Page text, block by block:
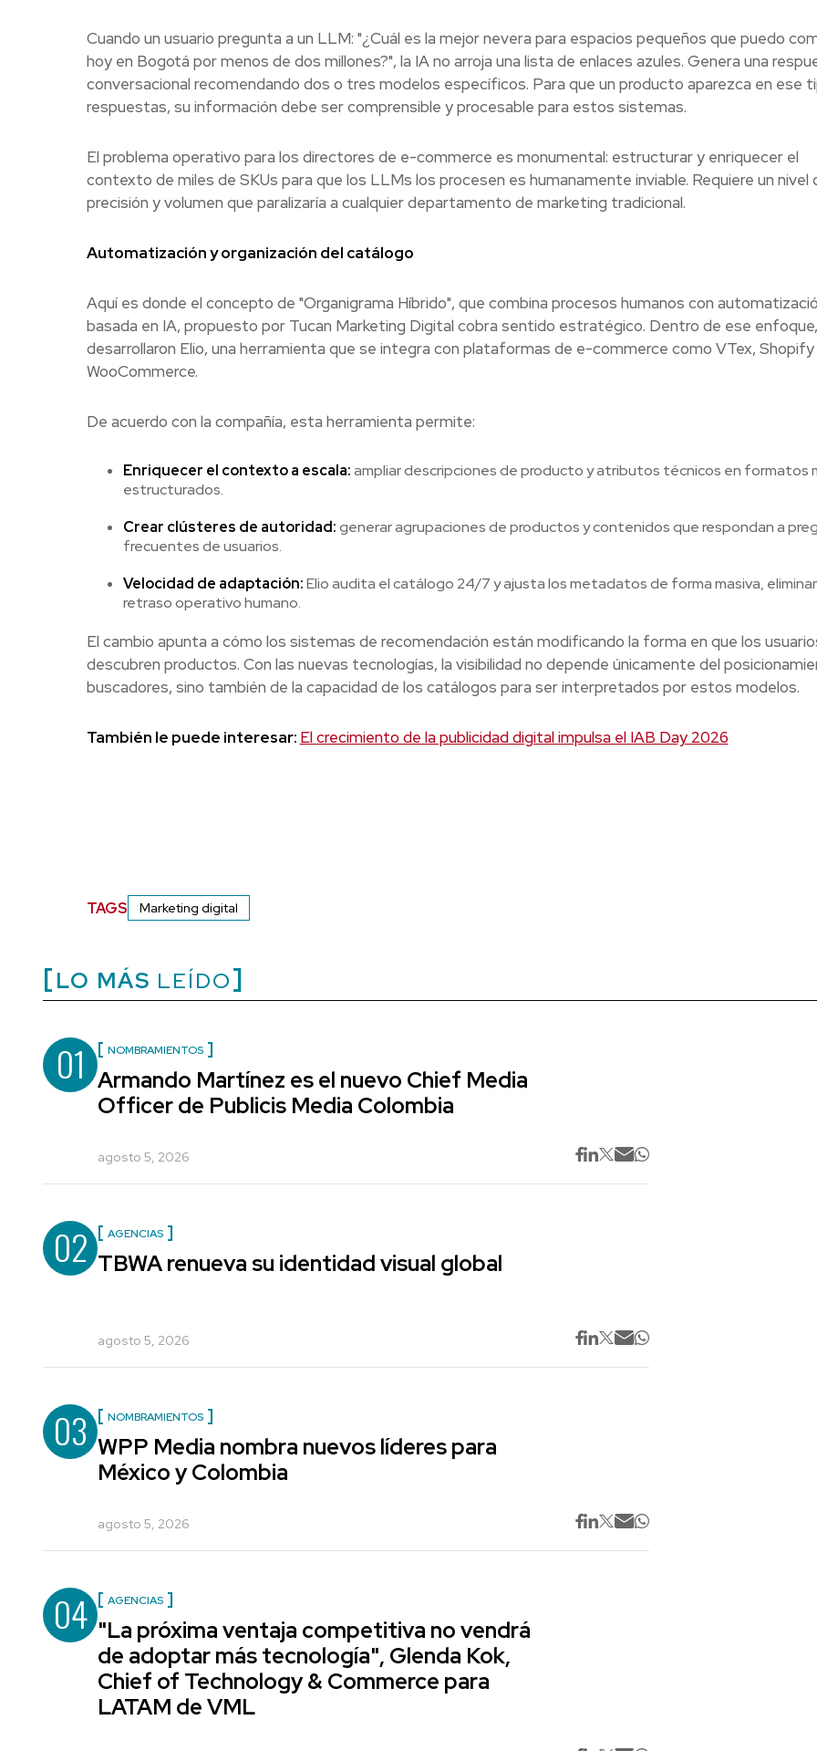
Cuando un usuario pregunta a un LLM: "¿Cuál es la mejor nevera para espacios pequeños que puedo
hoy en Bogotá por menos de dos millones?", la IA no arroja una lista de enlaces azules. Genera una
conversacional recomendando dos o tres modelos específicos. Para que un producto aparezca en ese
respuestas, su información debe ser comprensible y procesable para estos sistemas.
El problema operativo para los directores de e-commerce es monumental: estructurar y enriquecer el
contexto de miles de SKUs para que los LLMs los procesen es humanamente inviable. Requiere un nivel
precisión y volumen que paralizaría a cualquier departamento de marketing tradicional.
Automatización y organización del catálogo
Aquí es donde el concepto de "Organigrama Híbrido", que combina procesos humanos con
basada en IA, propuesto por Tucan Marketing Digital cobra sentido estratégico. Dentro de ese enfoque,
desarrollaron Elio, una herramienta que se integra con plataformas de e-commerce como VTex, Shopify
WooCommerce.
De acuerdo con la compañía, esta herramienta permite:
Enriquecer el contexto a escala:ampliar descripciones de producto y atributos técnicos en formatos
estructurados.
Crear clústeres de autoridad:generar agrupaciones de productos y contenidos que respondan a
frecuentes de usuarios.
Velocidad de adaptación:Elio audita el catálogo 24/7 y ajusta los metadatos de forma masiva,
retraso operativo humano.
El cambio apunta a cómo los sistemas de recomendación están modificando la forma en que los
descubren productos. Con las nuevas tecnologías, la visibilidad no depende únicamente del
buscadores, sino también de la capacidad de los catálogos para ser interpretados por estos modelos.
También le puede interesar: El crecimiento de la publicidad digital impulsa el IAB Day 2026
TAGS Marketing digital
LO MÁS LEÍDO
01 NOMBRAMIENTOS
Armando Martínez es el nuevo Chief Media
Officer de Publicis Media Colombia
agosto 5, 2026
02 AGENCIAS
TBWA renueva su identidad visual global
agosto 5, 2026
03 NOMBRAMIENTOS
WPP Media nombra nuevos líderes para
México y Colombia
agosto 5, 2026
04 AGENCIAS
"La próxima ventaja competitiva no vendrá
de adoptar más tecnología", Glenda Kok,
Chief of Technology & Commerce para
LATAM de VML